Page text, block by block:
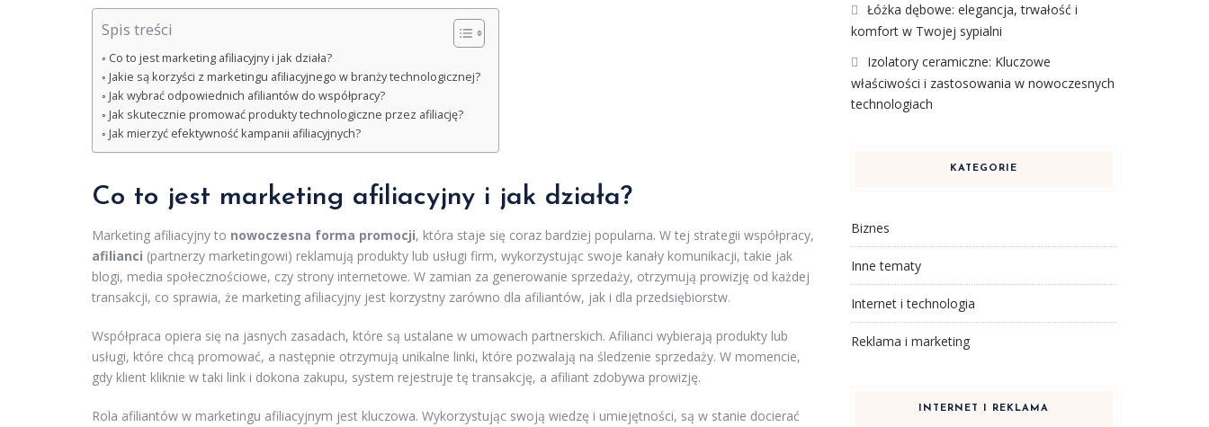
Spis treści
Co to jest marketing afiliacyjny i jak działa?
Jakie są korzyści z marketingu afiliacyjnego w branży technologicznej?
Jak wybrać odpowiednich afiliantów do współpracy?
Jak skutecznie promować produkty technologiczne przez afiliację?
Jak mierzyć efektywność kampanii afiliacyjnych?
Co to jest marketing afiliacyjny i jak działa?
Marketing afiliacyjny to nowoczesna forma promocji, która staje się coraz bardziej popularna. W tej strategii współpracy,
afilianci (partnerzy marketingowi) reklamują produkty lub usługi firm, wykorzystując swoje kanały komunikacji, takie jak
blogi, media społecznościowe, czy strony internetowe. W zamian za generowanie sprzedaży, otrzymują prowizję od każdej
transakcji, co sprawia, że marketing afiliacyjny jest korzystny zarówno dla afiliantów, jak i dla przedsiębiorstw.
Współpraca opiera się na jasnych zasadach, które są ustalane w umowach partnerskich. Afilianci wybierają produkty lub
usługi, które chcą promować, a następnie otrzymują unikalne linki, które pozwalają na śledzenie sprzedaży. W momencie,
gdy klient kliknie w taki link i dokona zakupu, system rejestruje tę transakcję, a afiliant zdobywa prowizję.
Rola afiliantów w marketingu afiliacyjnym jest kluczowa. Wykorzystując swoją wiedzę i umiejętności, są w stanie docierać
Łóżka dębowe: elegancja, trwałość i
komfort w Twojej sypialni
Izolatory ceramiczne: Kluczowe
właściwości i zastosowania w nowoczesnych
technologiach
KATEGORIE
Biznes
Inne tematy
Internet i technologia
Reklama i marketing
INTERNET I REKLAMA